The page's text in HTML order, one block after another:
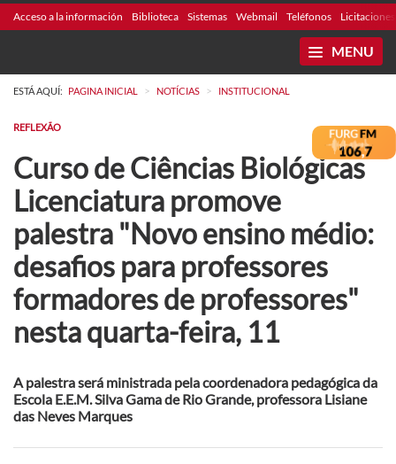
Acceso a la información Biblioteca Sistemas Webmail Teléfonos Licitaciones
MENU
ESTÁ AQUÍ: PAGINA INICIAL > NOTÍCIAS > INSTITUCIONAL
REFLEXÃO
Curso de Ciências Biológicas
Licenciatura promove
palestra "Novo ensino médio:
desafios para professores
formadores de professores"
nesta quarta-feira, 11
A palestra será ministrada pela coordenadora pedagógica da
Escola E.E.M. Silva Gama de Rio Grande, professora Lisiane
das Neves Marques